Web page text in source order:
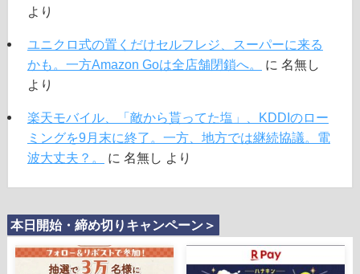
より
ユニクロ式の置くだけセルフレジ、スーパーに来る
かも。一方Amazon Goは全店舗閉鎖へ。
に 名無し
より
楽天モバイル、「敵から貰ってた塩」、KDDIのロー
ミングを9月末に終了。一方、地方では継続協議。電
波大丈夫？。
に 名無し より
本日開始・締め切りキャンペーン＞